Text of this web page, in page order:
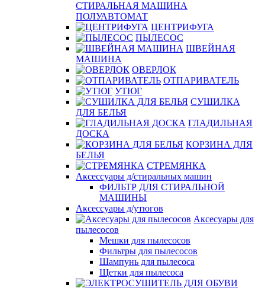
СТИРАЛЬНАЯ МАШИНА
ПОЛУАВТОМАТ
ЦЕНТРИФУГА
ПЫЛЕСОС
ШВЕЙНАЯ
МАШИНА
ОВЕРЛОК
ОТПАРИВАТЕЛЬ
УТЮГ
СУШИЛКА
ДЛЯ БЕЛЬЯ
ГЛАДИЛЬНАЯ
ДОСКА
КОРЗИНА ДЛЯ
БЕЛЬЯ
СТРЕМЯНКА
Аксессуары д/стиральных машин
ФИЛЬТР ДЛЯ СТИРАЛЬНОЙ
МАШИНЫ
Аксессуары д/утюгов
Аксесуары для
пылесосов
Мешки для пылесосов
Фильтры для пылесосов
Шампунь для пылесоса
Щетки для пылесоса